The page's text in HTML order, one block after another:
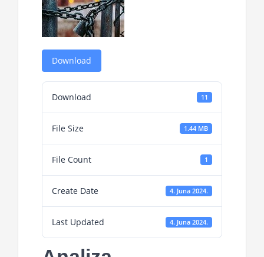
Download
Download 11
File Size 1.44 MB
File Count 1
Create Date 4. Juna 2024.
Last Updated 4. Juna 2024.